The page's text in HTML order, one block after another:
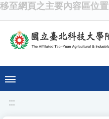
移至網頁之主要內容區位置
:::